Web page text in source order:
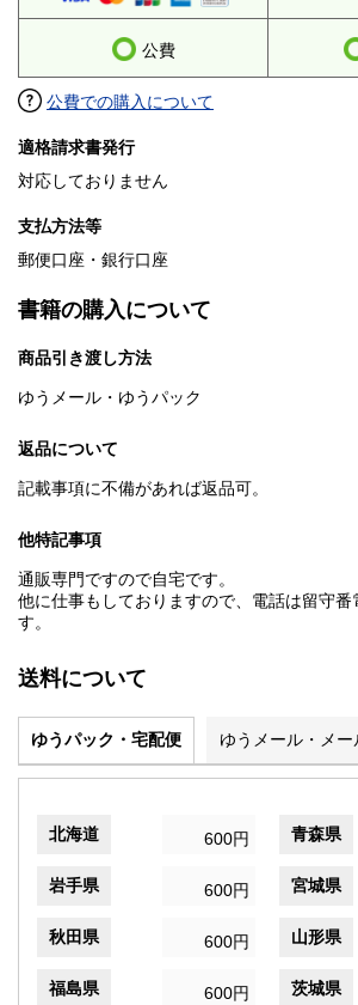
公費
公費での購入について
適格請求書発行
対応しておりません
支払方法等
郵便口座・銀行口座
書籍の購入について
商品引き渡し方法
ゆうメール・ゆうパック
返品について
記載事項に不備があれば返品可。
他特記事項
通販専門ですので自宅です。
他に仕事もしておりますので、電話は留守番
す。
送料について
ゆうパック・宅配便 ゆうメール・メー
北海道 600円 青森県
岩手県 600円 宮城県
秋田県 600円 山形県
福島県 600円 茨城県